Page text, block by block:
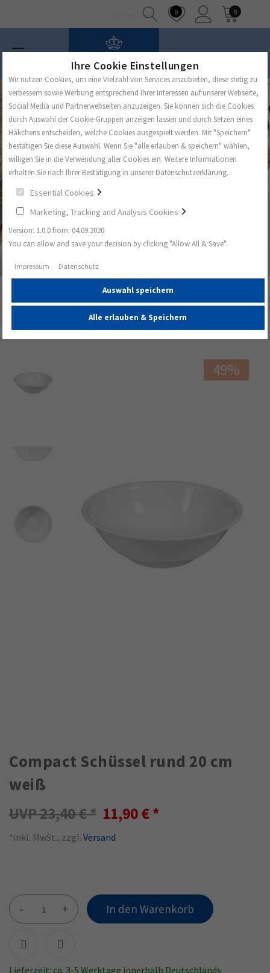
Anmelden 0 0
Alle Geschirrserien
Summer Sale
Compact weiß
Compact Schüssel rund 20 cm weiß
49%
Compact Schüssel rund 20 cm
weiß
23,40 € 11,90 €
*inkl. MwSt., zzgl. Versand
- + In den Warenkorb
Lieferzeit: ca. 3-5 Werktage innerhalb Deutschlands
Ihre Cookie Einstellungen
Wir nutzen Cookies, um eine Vielzahl von Services anzubieten, diese stetig zu
verbessern sowie Werbung entsprechend Ihrer Interessen auf unserer Webseite,
Social Media und Partnerwebseiten anzuzeigen. Sie können sich die Cookies
durch Auswahl der Cookie-Gruppen anzeigen lassen und durch Setzen eines
Häkchens entscheiden, welche Cookies ausgespielt werden. Mit "Speichern"
bestätigen Sie diese Auswahl. Wenn Sie "alle erlauben & speichern" wählen,
willigen Sie in die Verwendung aller Cookies ein. Weitere Informationen
erhalten Sie nach Ihrer Bestätigung in unserer Datenschutzerklärung.
Essential Cookies
Marketing, Tracking and Analysis Cookies
Version: 1.0.0 from: 04.09.2020
You can allow and save your decision by clicking "Allow All & Save".
Impressum Datenschutz
Auswahl speichern
Alle erlauben & Speichern